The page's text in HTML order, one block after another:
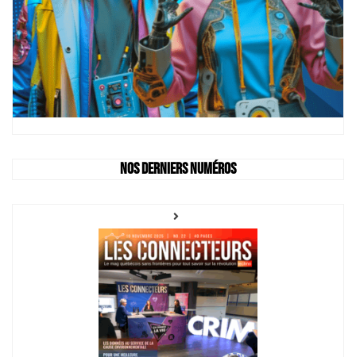
Nos derniers numéros